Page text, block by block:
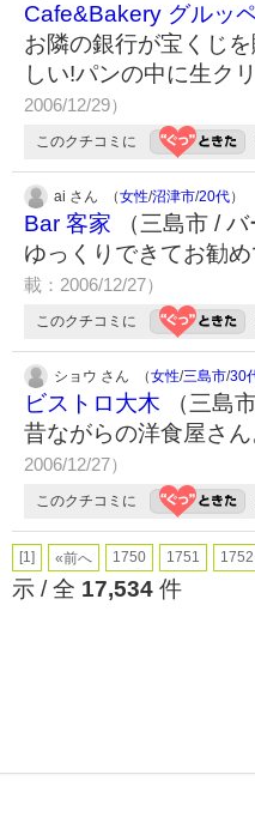
Cafe&Bakery グルッ
お隣の銀行が宝くじ
しい!パンの中に生ク
2006/12/29）
このクチコミに
ai さん （女性/沼津市/20代）
Bar 客家 （三島市 / バ
ゆっくりできてお勧
載：2006/12/27）
このクチコミに
ショウ さん （女性/三島市/30
ビストロ大木 （三島
昔ながらの洋食屋さ
2006/12/27）
このクチコミに
[1] «前へ 1750 1751 1752
示 / 全 17,534 件